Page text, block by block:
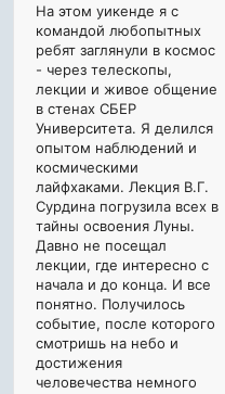
На этом уикенде я с
командой любопытных
ребят заглянули в космос
- через телескопы,
лекции и живое общение
в стенах СБЕР
Университета. Я делился
опытом наблюдений и
космическими
лайфхаками. Лекция В.Г.
Сурдина погрузила всех в
тайны освоения Луны.
Давно не посещал
лекции, где интересно с
начала и до конца. И все
понятно. Получилось
событие, после которого
смотришь на небо и
достижения
человечества немного